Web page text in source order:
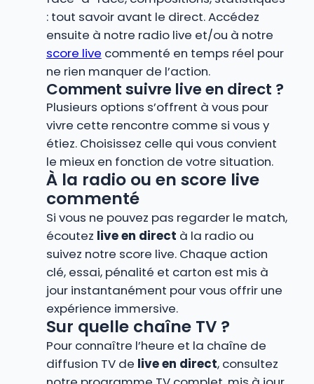
: tout savoir avant le direct. Accédez
ensuite à notre radio live et/ou à notre
score live commenté en temps réel pour
ne rien manquer de l’action.
Comment suivre live en direct ?
Plusieurs options s’offrent à vous pour
vivre cette rencontre comme si vous y
étiez. Choisissez celle qui vous convient
le mieux en fonction de votre situation.
À la radio ou en score live
commenté
Si vous ne pouvez pas regarder le match,
écoutez live en direct à la radio ou
suivez notre score live. Chaque action
clé, essai, pénalité et carton est mis à
jour instantanément pour vous offrir une
expérience immersive.
Sur quelle chaîne TV ?
Pour connaître l’heure et la chaîne de
diffusion TV de live en direct, consultez